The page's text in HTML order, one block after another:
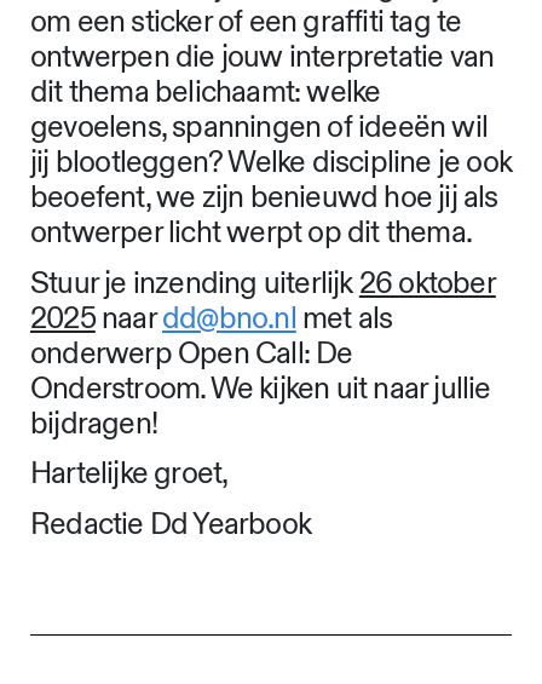
om een sticker of een graffiti tag te
ontwerpen die jouw interpretatie van
dit thema belichaamt: welke
gevoelens, spanningen of ideeën wil
jij blootleggen? Welke discipline je ook
beoefent, we zijn benieuwd hoe jij als
ontwerper licht werpt op dit thema.
Stuur je inzending uiterlijk26 oktober
2025naardd@bno.nl met als
onderwerp Open Call: De
Onderstroom. We kijken uit naar jullie
bijdragen!
Hartelijke groet,
Redactie Dd Yearbook